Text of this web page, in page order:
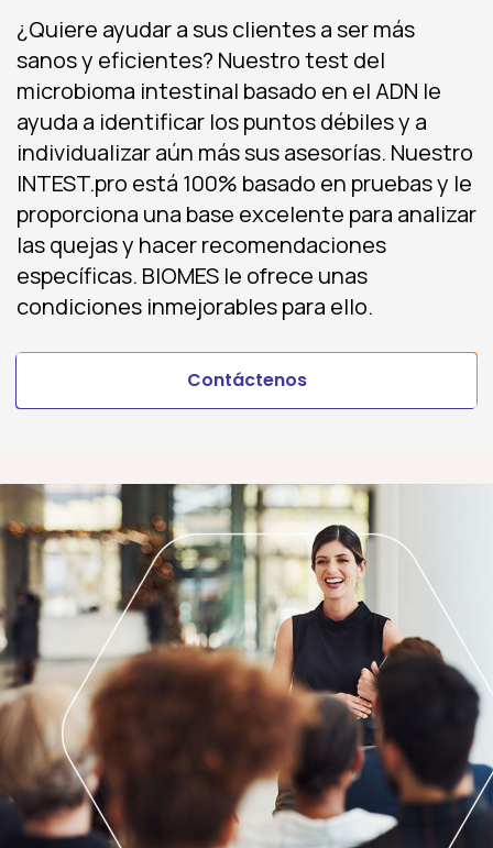
¿Quiere ayudar a sus clientes a ser más
sanos y eficientes? Nuestro test del
microbioma intestinal basado en el ADN le
ayuda a identificar los puntos débiles y a
individualizar aún más sus asesorías. Nuestro
INTEST.pro está 100% basado en pruebas y le
proporciona una base excelente para analizar
las quejas y hacer recomendaciones
específicas. BIOMES le ofrece unas
condiciones inmejorables para ello.
Contáctenos